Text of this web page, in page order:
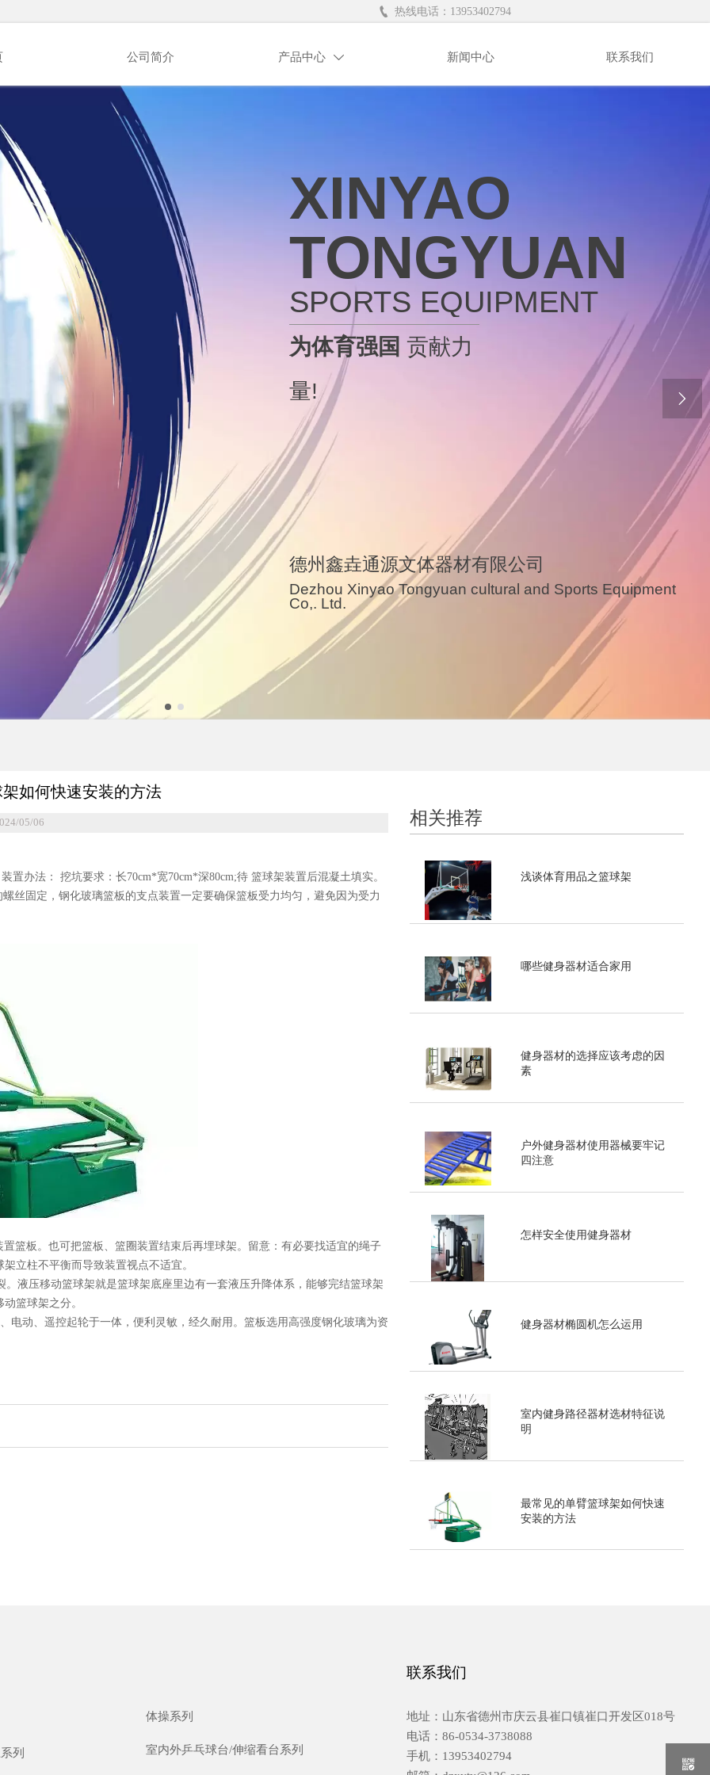
 热线电话：13953402794
公司简介 产品中心  新闻中心 联系我们
XINYAO
TONGYUAN
SPORTS EQUIPMENT
为体育强国 贡献力
量!
德州鑫垚通源文体器材有限公司
Dezhou Xinyao Tongyuan cultural and Sports Equipment
Co,. Ltd.

如何快速安装的方法
05/06
办法： 挖坑要求：长70cm*宽70cm*深80cm;待 篮球架装置后混凝土填实。
丝固定，钢化玻璃篮板的支点装置一定要确保篮板受力均匀，避免因为受力
板。也可把篮板、篮圈装置结束后再埋球架。留意：有必要找适宜的绳子
立柱不平衡而导致装置视点不适宜。
压移动篮球架就是篮球架底座里边有一套液压升降体系，能够完结篮球架
篮球架之分。
动、遥控起轮于一体，便利灵敏，经久耐用。篮板选用高强度钢化玻璃为资
相关推荐
浅谈体育用品之篮球架
哪些健身器材适合家用
健身器材的选择应该考虑的因
素
户外健身器材使用器械要牢记
四注意
怎样安全使用健身器材
健身器材椭圆机怎么运用
室内健身路径器材选材特征说
明
最常见的单臂篮球架如何快速
安装的方法
列
体操系列
室内外乒乓球台/伸缩看台系列
联系我们
地址：山东省德州市庆云县崔口镇崔口开发区018号
电话：86-0534-3738088
手机：13953402794
